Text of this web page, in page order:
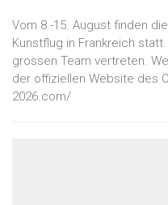
Vom 8.-15. August finden
Kunstflug in Frankreich
grossen Team vertreten.
der offiziellen Website des
2026.com/